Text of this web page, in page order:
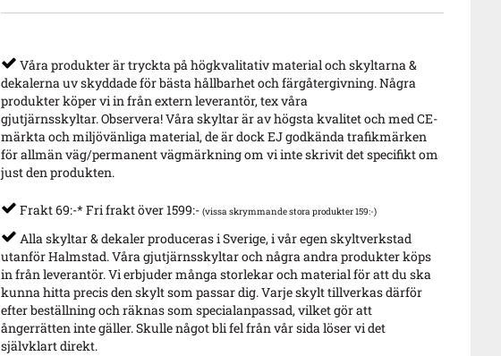
Våra produkter är tryckta på högkvalitativ material och skyltarna &
dekalerna uv skyddade för bästa hållbarhet och färgåtergivning. Några
produkter köper vi in från extern leverantör, tex våra
gjutjärnsskyltar. Observera! Våra skyltar är av högsta kvalitet och med CE-
märkta och miljövänliga material, de är dock EJ godkända trafikmärken
för allmän väg/permanent vägmärkning om vi inte skrivit det specifikt om
just den produkten.
Frakt 69:-* Fri frakt över 1599:- (vissa skrymmande stora produkter 159:-)
Alla skyltar & dekaler produceras i Sverige, i vår egen skyltverkstad
utanför Halmstad. Våra gjutjärnsskyltar och några andra produkter köps
in från leverantör. Vi erbjuder många storlekar och material för att du ska
kunna hitta precis den skylt som passar dig. Varje skylt tillverkas därför
efter beställning och räknas som specialanpassad, vilket gör att
ångerrätten inte gäller. Skulle något bli fel från vår sida löser vi det
självklart direkt.